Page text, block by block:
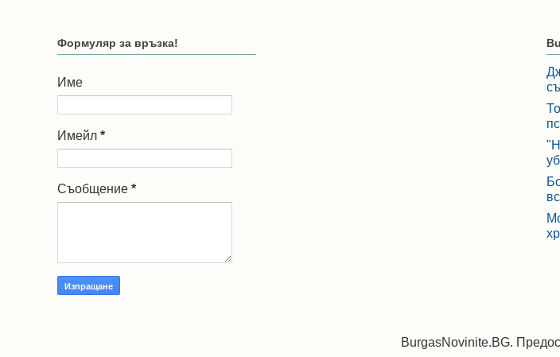
Формуляр за връзка!
Име
Имейл *
Съобщение *
BurgasNovinite.BG.